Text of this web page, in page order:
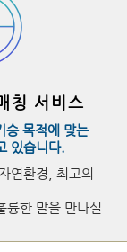
칭 서비스
승 목적에 맞는
있습니다.
연환경, 최고의
륭한 말을 만나실